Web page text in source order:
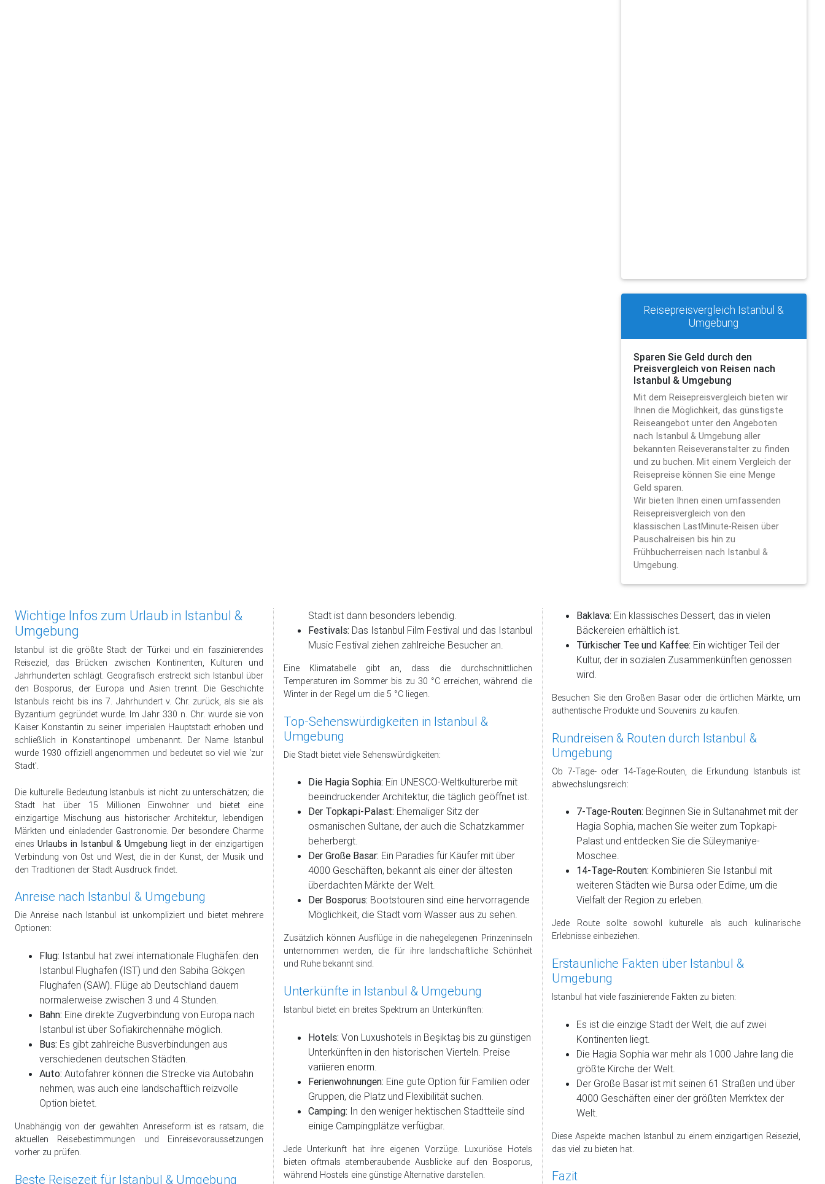
Reisepreisvergleich Istanbul &
Umgebung
Sparen Sie Geld durch den
Preisvergleich von Reisen nach
Istanbul & Umgebung
Mit dem Reisepreisvergleich bieten wir
Ihnen die Möglichkeit, das günstigste
Reiseangebot unter den Angeboten
nach Istanbul & Umgebung aller
bekannten Reiseveranstalter zu finden
und zu buchen. Mit einem Vergleich der
Reisepreise können Sie eine Menge
Geld sparen.
Wir bieten Ihnen einen umfassenden
Reisepreisvergleich von den
klassischen LastMinute-Reisen über
Pauschalreisen bis hin zu
Frühbucherreisen nach Istanbul &
Umgebung.
Wichtige Infos zum Urlaub in Istanbul &
Umgebung
Istanbul ist die größte Stadt der Türkei und ein faszinierendes
Reiseziel, das Brücken zwischen Kontinenten, Kulturen und
Jahrhunderten schlägt. Geografisch erstreckt sich Istanbul über
den Bosporus, der Europa und Asien trennt. Die Geschichte
Istanbuls reicht bis ins 7. Jahrhundert v. Chr. zurück, als sie als
Byzantium gegründet wurde. Im Jahr 330 n. Chr. wurde sie von
Kaiser Konstantin zu seiner imperialen Hauptstadt erhoben und
schließlich in Konstantinopel umbenannt. Der Name Istanbul
wurde 1930 offiziell angenommen und bedeutet so viel wie 'zur
Stadt'.
Die kulturelle Bedeutung Istanbuls ist nicht zu unterschätzen; die
Stadt hat über 15 Millionen Einwohner und bietet eine
einzigartige Mischung aus historischer Architektur, lebendigen
Märkten und einladender Gastronomie. Der besondere Charme
eines Urlaubs in Istanbul & Umgebung liegt in der einzigartigen
Verbindung von Ost und West, die in der Kunst, der Musik und
den Traditionen der Stadt Ausdruck findet.
Anreise nach Istanbul & Umgebung
Die Anreise nach Istanbul ist unkompliziert und bietet mehrere
Optionen:
Flug: Istanbul hat zwei internationale Flughäfen: den
Istanbul Flughafen (IST) und den Sabiha Gökçen
Flughafen (SAW). Flüge ab Deutschland dauern
normalerweise zwischen 3 und 4 Stunden.
Bahn: Eine direkte Zugverbindung von Europa nach
Istanbul ist über Sofiakirchennähe möglich.
Bus: Es gibt zahlreiche Busverbindungen aus
verschiedenen deutschen Städten.
Auto: Autofahrer können die Strecke via Autobahn
nehmen, was auch eine landschaftlich reizvolle
Option bietet.
Unabhängig von der gewählten Anreiseform ist es ratsam, die
aktuellen Reisebestimmungen und Einreisevoraussetzungen
vorher zu prüfen.
Beste Reisezeit für Istanbul & Umgebung
Stadt ist dann besonders lebendig.
Festivals: Das Istanbul Film Festival und das Istanbul
Music Festival ziehen zahlreiche Besucher an.
Eine Klimatabelle gibt an, dass die durchschnittlichen
Temperaturen im Sommer bis zu 30 °C erreichen, während die
Winter in der Regel um die 5 °C liegen.
Top-Sehenswürdigkeiten in Istanbul &
Umgebung
Die Stadt bietet viele Sehenswürdigkeiten:
Die Hagia Sophia: Ein UNESCO-Weltkulturerbe mit
beeindruckender Architektur, die täglich geöffnet ist.
Der Topkapi-Palast: Ehemaliger Sitz der
osmanischen Sultane, der auch die Schatzkammer
beherbergt.
Der Große Basar: Ein Paradies für Käufer mit über
4000 Geschäften, bekannt als einer der ältesten
überdachten Märkte der Welt.
Der Bosporus: Bootstouren sind eine hervorragende
Möglichkeit, die Stadt vom Wasser aus zu sehen.
Zusätzlich können Ausflüge in die nahegelegenen Prinzeninseln
unternommen werden, die für ihre landschaftliche Schönheit
und Ruhe bekannt sind.
Unterkünfte in Istanbul & Umgebung
Istanbul bietet ein breites Spektrum an Unterkünften:
Hotels: Von Luxushotels in Beşiktaş bis zu günstigen
Unterkünften in den historischen Vierteln. Preise
variieren enorm.
Ferienwohnungen: Eine gute Option für Familien oder
Gruppen, die Platz und Flexibilität suchen.
Camping: In den weniger hektischen Stadtteile sind
einige Campingplätze verfügbar.
Jede Unterkunft hat ihre eigenen Vorzüge. Luxuriöse Hotels
bieten oftmals atemberaubende Ausblicke auf den Bosporus,
während Hostels eine günstige Alternative darstellen.
Baklava: Ein klassisches Dessert, das in vielen
Bäckereien erhältlich ist.
Türkischer Tee und Kaffee: Ein wichtiger Teil der
Kultur, der in sozialen Zusammenkünften genossen
wird.
Besuchen Sie den Großen Basar oder die örtlichen Märkte, um
authentische Produkte und Souvenirs zu kaufen.
Rundreisen & Routen durch Istanbul &
Umgebung
Ob 7-Tage- oder 14-Tage-Routen, die Erkundung Istanbuls ist
abwechslungsreich:
7-Tage-Routen: Beginnen Sie in Sultanahmet mit der
Hagia Sophia, machen Sie weiter zum Topkapi-
Palast und entdecken Sie die Süleymaniye-
Moschee.
14-Tage-Routen: Kombinieren Sie Istanbul mit
weiteren Städten wie Bursa oder Edirne, um die
Vielfalt der Region zu erleben.
Jede Route sollte sowohl kulturelle als auch kulinarische
Erlebnisse einbeziehen.
Erstaunliche Fakten über Istanbul &
Umgebung
Istanbul hat viele faszinierende Fakten zu bieten:
Es ist die einzige Stadt der Welt, die auf zwei
Kontinenten liegt.
Die Hagia Sophia war mehr als 1000 Jahre lang die
größte Kirche der Welt.
Der Große Basar ist mit seinen 61 Straßen und über
4000 Geschäften einer der größten Merrktex der
Welt.
Diese Aspekte machen Istanbul zu einem einzigartigen Reiseziel,
das viel zu bieten hat.
Fazit